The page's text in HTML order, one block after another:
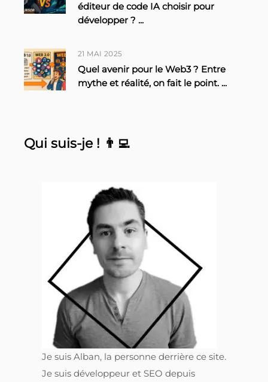
éditeur de code IA choisir pour
développer ? ...
21 MAI 2025
Quel avenir pour le Web3 ? Entre
mythe et réalité, on fait le point. ...
Qui suis-je ! 👨‍💻
Je suis Alban, la personne derrière ce site.
Je suis développeur et SEO depuis